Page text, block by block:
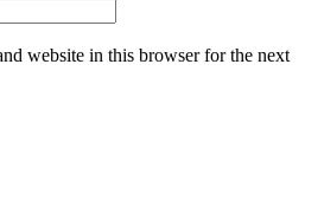
website in this browser for the next